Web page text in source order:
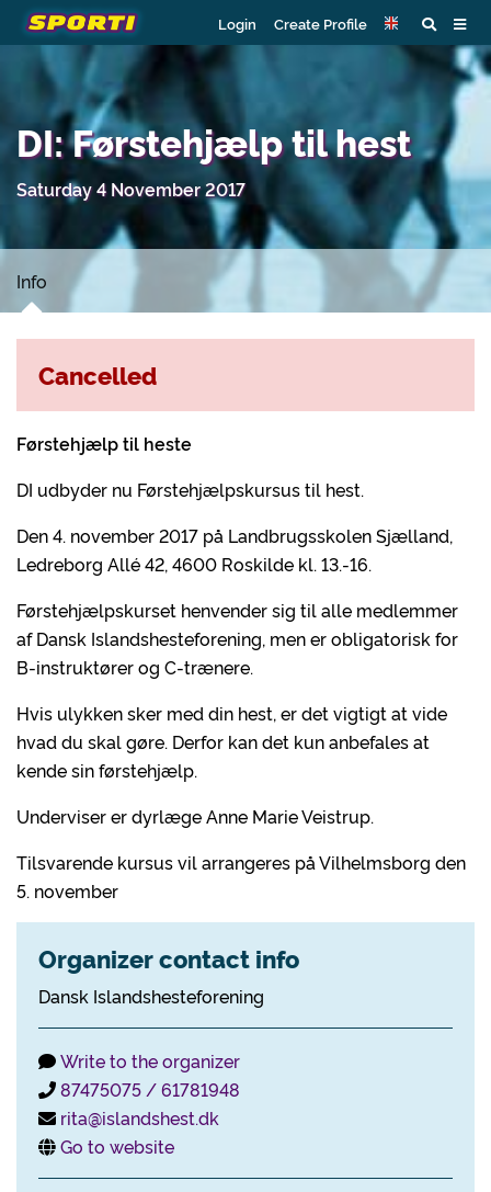
Login Create Profile
DI: Førstehjælp til hest
Saturday 4 November 2017
Info
Førstehjælp til heste
DI udbyder nu Førstehjælpskursus til hest.
Den 4. november 2017 på Landbrugsskolen Sjælland,
Ledreborg Allé 42, 4600 Roskilde kl. 13.-16.
Førstehjælpskurset henvender sig til alle medlemmer
af Dansk Islandshesteforening, men er obligatorisk for
B-instruktører og C-trænere.
Hvis ulykken sker med din hest, er det vigtigt at vide
hvad du skal gøre. Derfor kan det kun anbefales at
kende sin førstehjælp.
Underviser er dyrlæge Anne Marie Veistrup.
Tilsvarende kursus vil arrangeres på Vilhelmsborg den
5. november
Organizer contact info
Dansk Islandshesteforening
Write to the organizer
87475075 / 61781948
rita@islandshest.dk
Go to website
Cancelled